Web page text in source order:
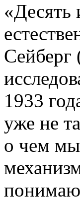
«Десять
Сейберг
1933
уже не
о чем мы